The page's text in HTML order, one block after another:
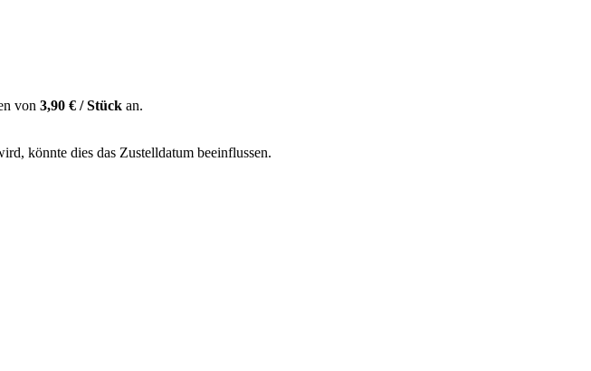
von 3,90 € / Stück an.
könnte dies das Zustelldatum beeinflussen.